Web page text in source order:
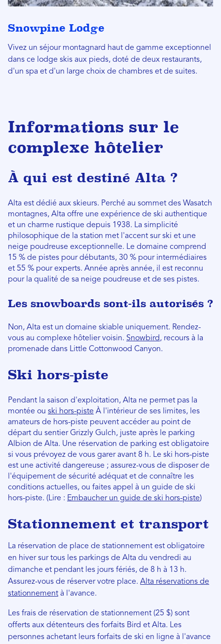
Snowpine Lodge
Vivez un séjour montagnard haut de gamme exceptionnel
dans ce lodge skis aux pieds, doté de deux restaurants,
d'un spa et d'un large choix de chambres et de suites.
Informations sur le
complexe hôtelier
À qui est destiné Alta ?
Alta est dédié aux skieurs. Perché au sommet des Wasatch
montagnes, Alta offre une expérience de ski authentique
et un charme rustique depuis 1938. La simplicité
philosophique de la station met l'accent surski et une
neige poudreuse exceptionnelle. Le domaine comprend
15 % de pistes pour débutants, 30 % pour intermédiaires
et 55 % pour experts. Année après année, il est reconnu
pour la qualité de sa neige poudreuse et de ses pistes.
Les snowboards sont-ils autorisés ?
Non, Alta est un domaine skiable uniquement. Rendez-
vous au complexe hôtelier voisin. Snowbird, recours à la
promenade dans Little Cottonwood Canyon.
Ski hors-piste
Pendant la saison d'exploitation, Alta ne permet pas la
montée ou ski hors-piste À l'intérieur de ses limites, les
amateurs de hors-piste peuvent accéder au point de
départ du sentier Grizzly Gulch, juste après le parking
Albion de Alta. Une réservation de parking est obligatoire
si vous prévoyez de vous garer avant 8 h. Le ski hors-piste
est une activité dangereuse ; assurez-vous de disposer de
l'équipement de sécurité adéquat et de connaître les
conditions actuelles, ou faites appel à un guide de ski
hors-piste. (Lire : Embaucher un guide de ski hors-piste)
Stationnement et transport
La réservation de place de stationnement est obligatoire
en hiver sur tous les parkings de Alta du vendredi au
dimanche et pendant les jours fériés, de 8 h à 13 h.
Assurez-vous de réserver votre place. Alta réservations de
stationnement à l'avance.
Les frais de réservation de stationnement (25 $) sont
offerts aux détenteurs des forfaits Bird et Alta. Les
personnes achetant leurs forfaits de ski en ligne à l'avance